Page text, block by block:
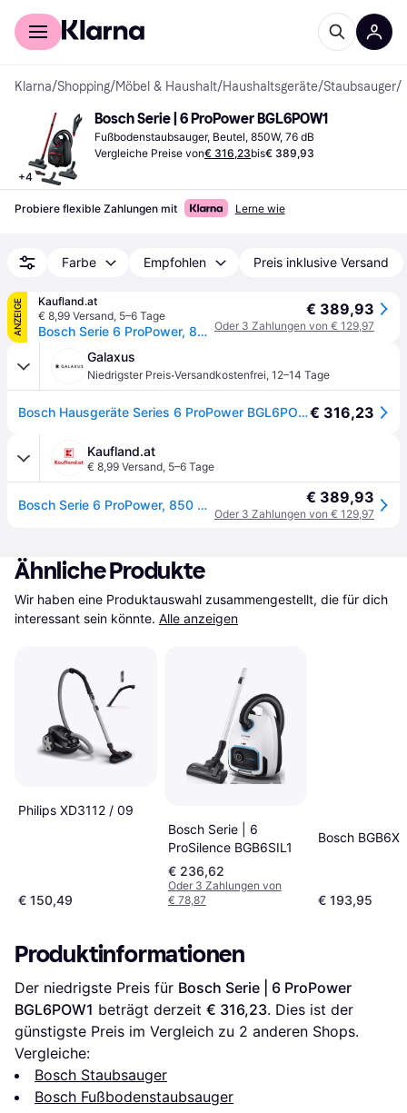
Für Shopper
Klarna/Shopping/Möbel & Haushalt/Haushaltsgeräte/Staubsauger/
+4
Bosch Serie | 6 ProPower BGL6POW1
Fußbodenstaubsauger, Beutel, 850W, 76 dB
Vergleiche Preise von€ 316,23bis€ 389,93
Probiere flexible Zahlungen mit Lerne wie
Farbe Empfohlen Preis inklusive Versand
ANZEIGE
Kaufland.at
€ 8,99 Versand, 5–6 Tage
Bosch Serie 6 ProPower, 850 W, Zylinder-Vakuum, Trocken, Staubbeutel, 4 l, HEPA
€ 389,93
Oder 3 Zahlungen von € 129,97
Galaxus
Niedrigster Preis·Versandkostenfrei, 12–14 Tage
Bosch Hausgeräte Series 6 ProPower BGL6POW1, Staubsauger, Schwarz€ 316,23
Kaufland.at
€ 8,99 Versand, 5–6 Tage
Bosch Serie 6 ProPower, 850 W, Zylinder-Vakuum, Trocken, Staubbeutel, 4 l, HEPA € 389,93
Oder 3 Zahlungen von € 129,97
Ähnliche Produkte
Wir haben eine Produktauswahl zusammengestellt, die für dich
interessant sein könnte. Alle anzeigen
Philips XD3112 / 09
€ 150,49
Bosch Serie | 6
ProSilence BGB6SIL1
€ 236,62
Oder 3 Zahlungen von
€ 78,87
Bosch
€ 193,95
Produktinformationen
Der niedrigste Preis für Bosch Serie | 6 ProPower
BGL6POW1 beträgt derzeit € 316,23. Dies ist der
günstigste Preis im Vergleich zu 2 anderen Shops.
Vergleiche:
Bosch Staubsauger
Bosch Fußbodenstaubsauger